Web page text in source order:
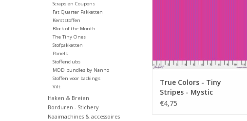
Scraps en Coupons
Fat Quarter Pakketten
Kerststoffen
Block of the Month
The Tiny Ones
Stofpakketten
Panels
Stoffenclubs
MOD bundles by Nanno
Stoffen voor backings
Vilt
Haken & Breien
Borduren - Stichery
Naaimachines & accessoires
True Colors - Tiny
Stripes - Mystic
€4,75